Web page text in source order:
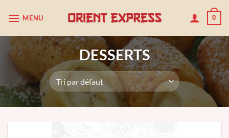
MENU 0
DESSERTS